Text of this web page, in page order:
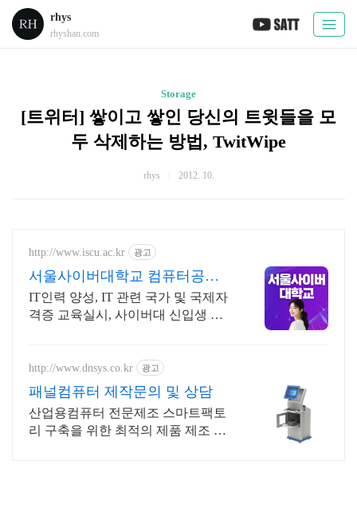
rhys
rhyshan.com
Storage
[트위터] 쌓이고 쌓인 당신의 트윗들을 모
두 삭제하는 방법, TwitWipe
rhys 2012. 10.
http://www.iscu.ac.kr 광고
서울사이버대학교 컴퓨터공학
과 2026 가을학기 신편입생
IT인력 양성, IT 관련 국가 및 국제자
격증 교육실시, 사이버대 신입생 수 1
http://www.dnsys.co.kr 광고
패널컴퓨터 제작문의 및 상담
산업용컴퓨터 전문제조 스마트팩토
리 구축을 위한 최적의 제품 제조 생